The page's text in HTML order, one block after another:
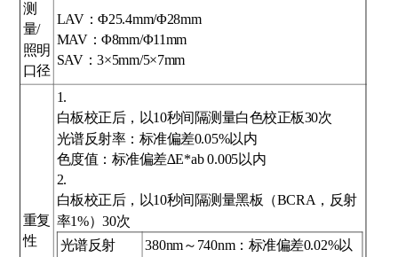
测
量/
照明
口径
LAV：Φ25.4mm/Φ28mm
MAV：Φ8mm/Φ11mm
SAV：3×5mm/5×7mm
重复
性
1.
白板校正后，以10秒间隔测量白色校正板30次
光谱反射率：标准偏差0.05%以内
色度值：标准偏差∆E*ab 0.005以内
2.
白板校正后，以10秒间隔测量黑板（BCRA，反射
率1%）30次
光谱反射
380nm～740nm：标准偏差0.02%以